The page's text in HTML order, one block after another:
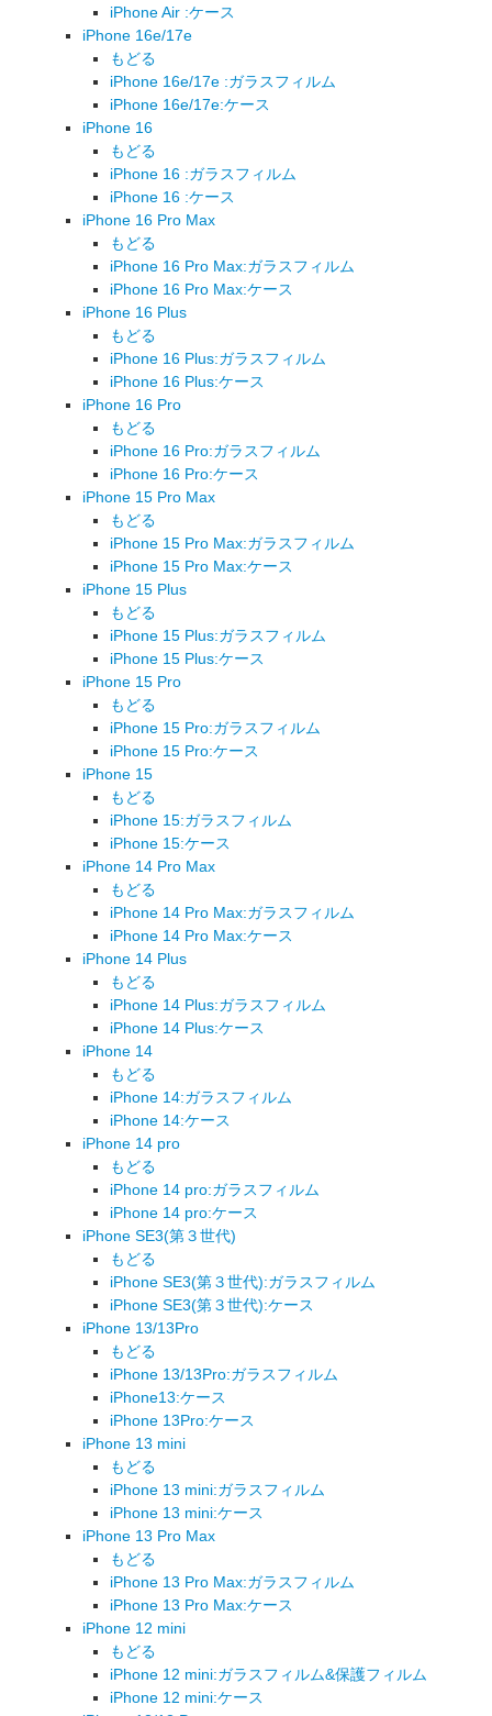
iPhone Air :ケース
iPhone 16e/17e
もどる
iPhone 16e/17e :ガラスフィルム
iPhone 16e/17e:ケース
iPhone 16
もどる
iPhone 16 :ガラスフィルム
iPhone 16 :ケース
iPhone 16 Pro Max
もどる
iPhone 16 Pro Max:ガラスフィルム
iPhone 16 Pro Max:ケース
iPhone 16 Plus
もどる
iPhone 16 Plus:ガラスフィルム
iPhone 16 Plus:ケース
iPhone 16 Pro
もどる
iPhone 16 Pro:ガラスフィルム
iPhone 16 Pro:ケース
iPhone 15 Pro Max
もどる
iPhone 15 Pro Max:ガラスフィルム
iPhone 15 Pro Max:ケース
iPhone 15 Plus
もどる
iPhone 15 Plus:ガラスフィルム
iPhone 15 Plus:ケース
iPhone 15 Pro
もどる
iPhone 15 Pro:ガラスフィルム
iPhone 15 Pro:ケース
iPhone 15
もどる
iPhone 15:ガラスフィルム
iPhone 15:ケース
iPhone 14 Pro Max
もどる
iPhone 14 Pro Max:ガラスフィルム
iPhone 14 Pro Max:ケース
iPhone 14 Plus
もどる
iPhone 14 Plus:ガラスフィルム
iPhone 14 Plus:ケース
iPhone 14
もどる
iPhone 14:ガラスフィルム
iPhone 14:ケース
iPhone 14 pro
もどる
iPhone 14 pro:ガラスフィルム
iPhone 14 pro:ケース
iPhone SE3(第３世代)
もどる
iPhone SE3(第３世代):ガラスフィルム
iPhone SE3(第３世代):ケース
iPhone 13/13Pro
もどる
iPhone 13/13Pro:ガラスフィルム
iPhone13:ケース
iPhone 13Pro:ケース
iPhone 13 mini
もどる
iPhone 13 mini:ガラスフィルム
iPhone 13 mini:ケース
iPhone 13 Pro Max
もどる
iPhone 13 Pro Max:ガラスフィルム
iPhone 13 Pro Max:ケース
iPhone 12 mini
もどる
iPhone 12 mini:ガラスフィルム&保護フィルム
iPhone 12 mini:ケース